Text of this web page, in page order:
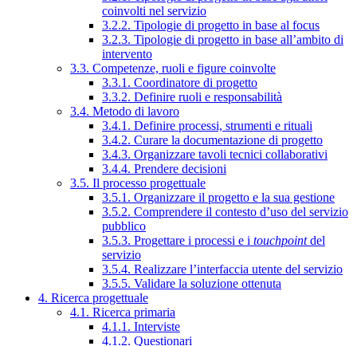
coinvolti nel servizio
3.2.2. Tipologie di progetto in base al focus
3.2.3. Tipologie di progetto in base all’ambito di
intervento
3.3. Competenze, ruoli e figure coinvolte
3.3.1. Coordinatore di progetto
3.3.2. Definire ruoli e responsabilità
3.4. Metodo di lavoro
3.4.1. Definire processi, strumenti e rituali
3.4.2. Curare la documentazione di progetto
3.4.3. Organizzare tavoli tecnici collaborativi
3.4.4. Prendere decisioni
3.5. Il processo progettuale
3.5.1. Organizzare il progetto e la sua gestione
3.5.2. Comprendere il contesto d’uso del servizio
pubblico
3.5.3. Progettare i processi e i touchpointdel
servizio
3.5.4. Realizzare l’interfaccia utente del servizio
3.5.5. Validare la soluzione ottenuta
4. Ricerca progettuale
4.1. Ricerca primaria
4.1.1. Interviste
4.1.2. Questionari